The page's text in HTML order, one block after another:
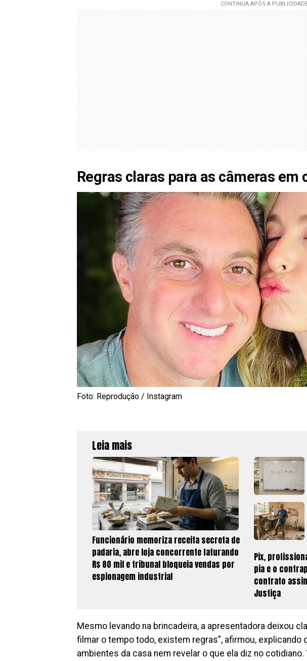
Regras claras para as câmeras em
Foto: Reprodução / Instagram
Leia mais
Funcionário memoriza receita secreta de
padaria, abre loja concorrente faturando
R$ 80 mil e tribunal bloqueia vendas por
espionagem industrial
Pix,
pia e o
contrato
Justiça
Mesmo levando na brincadeira, a apresentadora deixou
filmar o tempo todo, existem regras”, afirmou, explicando
ambientes da casa nem revelar o que ela diz no